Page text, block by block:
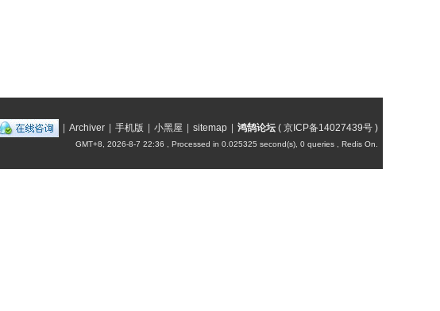
| Archiver | 手机版 | 小黑屋 | sitemap | 鸿鹄论坛 ( 京ICP备14027439号 )
GMT+8, 2026-8-7 22:36 , Processed in 0.025325 second(s), 0 queries , Redis On.